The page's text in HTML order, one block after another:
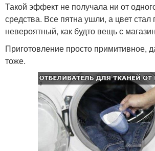
Такой эффект не получала ни от
средства. Все пятна ушли, а цвет стал
невероятный, как будто вещь с
Приготовление просто примитивное,
тоже.